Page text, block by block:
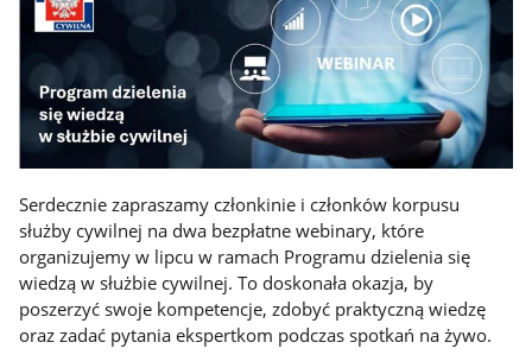
Serdecznie zapraszamy członkinie i członków korpusu
służby cywilnej na dwa bezpłatne webinary, które
organizujemy w lipcu w ramach Programu dzielenia się
wiedzą w służbie cywilnej. To doskonała okazja, by
poszerzyć swoje kompetencje, zdobyć praktyczną wiedzę
oraz zadać pytania ekspertkom podczas spotkań na żywo.